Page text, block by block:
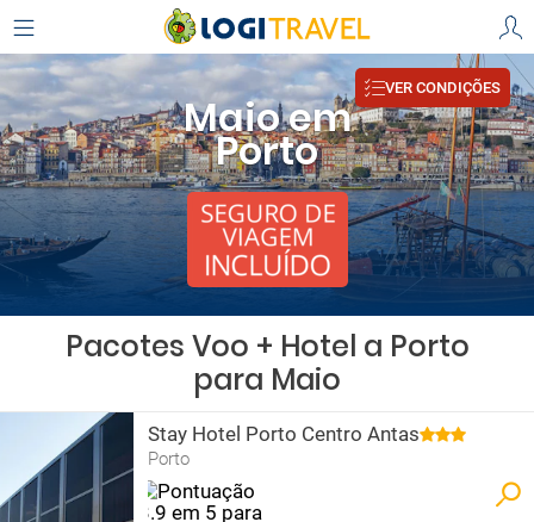
Maio em
Porto
VER CONDIÇÕES
Pacotes Voo + Hotel a Porto
para Maio
Stay Hotel Porto Centro Antas
Porto